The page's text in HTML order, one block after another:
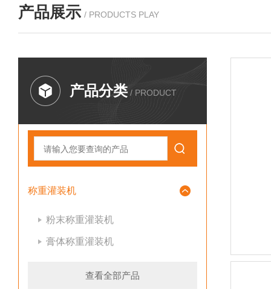
产品展示 / PRODUCTS PLAY
产品分类 / PRODUCT
称重灌装机
粉末称重灌装机
膏体称重灌装机
查看全部产品